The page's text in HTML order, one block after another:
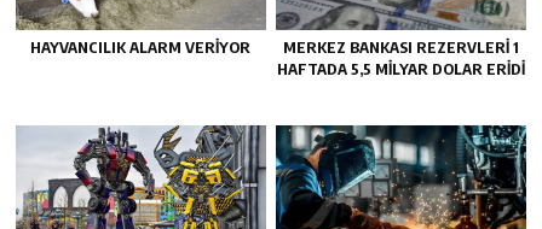
HAYVANCILIK ALARM VERIYOR
MERKEZ BANKASI REZERVLERI 1
HAFTADA 5,5 MILYAR DOLAR ERIDI